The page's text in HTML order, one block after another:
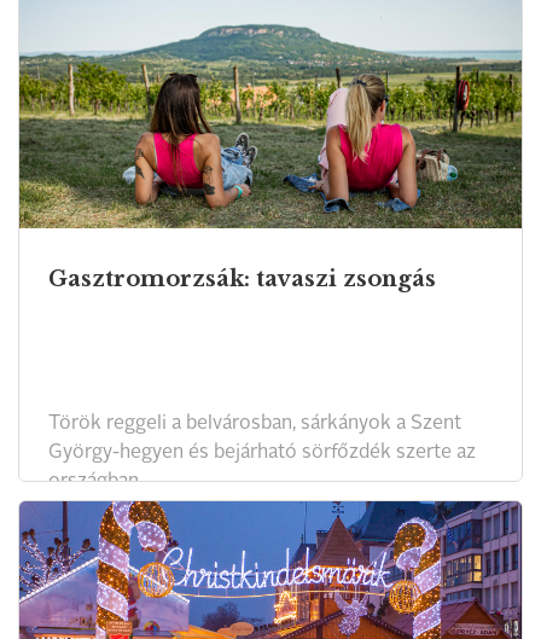
Gasztromorzsák: tavaszi zsongás
Török reggeli a belvárosban, sárkányok a Szent
György-hegyen és bejárható sörfőzdék szerte az
országban.